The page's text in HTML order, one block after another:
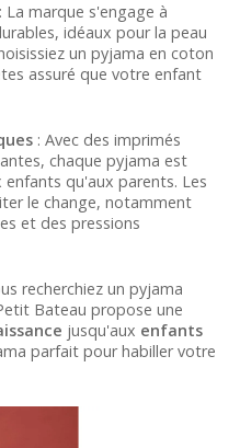
: La marque s'engage à
idéaux pour la peau
un pyjama en coton
assuré que votre enfant
: Avec des imprimés
chaque pyjama est
enfants qu'aux parents. Les
le change, notamment
et des pressions
recherchiez un pyjama
Bateau propose une
jusqu'aux enfants
parfait pour habiller votre